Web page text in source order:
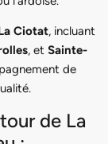
Ciotat, incluant
, et Sainte-
de
de La